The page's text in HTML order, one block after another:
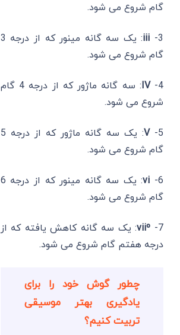
گام شروع می شود.
3-
iii
: یک سه گانه مینور که از درجه 3
گام شروع می شود.
4-
IV
: سه گانه ماژور که از درجه 4 گام
شروع می شود.
5-
V
: یک سه گانه ماژور که از درجه 5
گام شروع می شود.
6-
vi
: یک سه گانه مینور که از درجه 6
گام شروع می شود.
7-
viiº: یک سه گانه کاهش یافته که از
درجه هفتم گام شروع می شود.
چطور گوش خود را برای
یادگیری بهتر موسیقی
تربیت کنیم؟